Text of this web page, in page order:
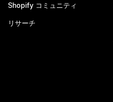
Shopify コミュニティ
リサーチ